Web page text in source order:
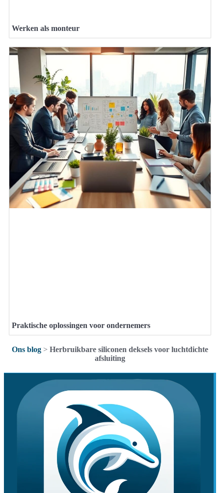
Werken als monteur
Praktische oplossingen voor ondernemers
Ons blog > Herbruikbare siliconen deksels voor luchtdichte
afsluiting